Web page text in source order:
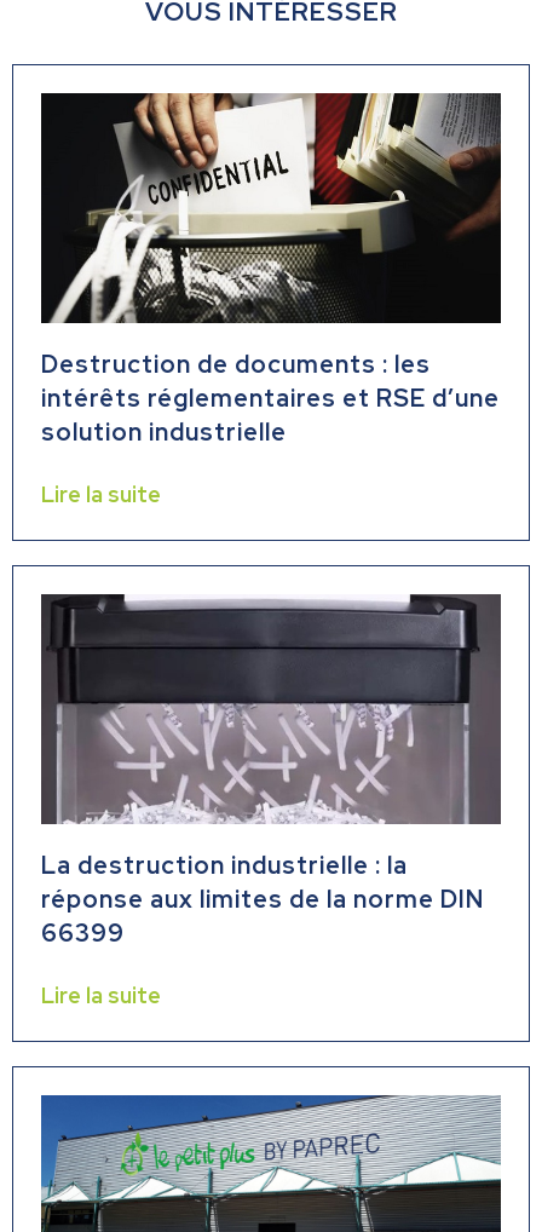
VOUS INTÉRESSER
Destruction de documents : les
intérêts réglementaires et RSE d’une
solution industrielle
Lire la suite
La destruction industrielle : la
réponse aux limites de la norme DIN
66399
Lire la suite